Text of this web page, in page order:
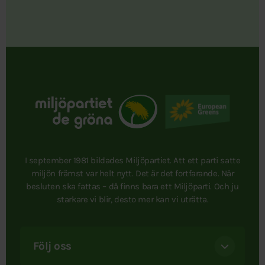
I september 1981 bildades Miljöpartiet. Att ett parti satte
miljön främst var helt nytt. Det är det fortfarande. När
besluten ska fattas – då finns bara ett Miljöparti. Och ju
starkare vi blir, desto mer kan vi uträtta.
Följ oss